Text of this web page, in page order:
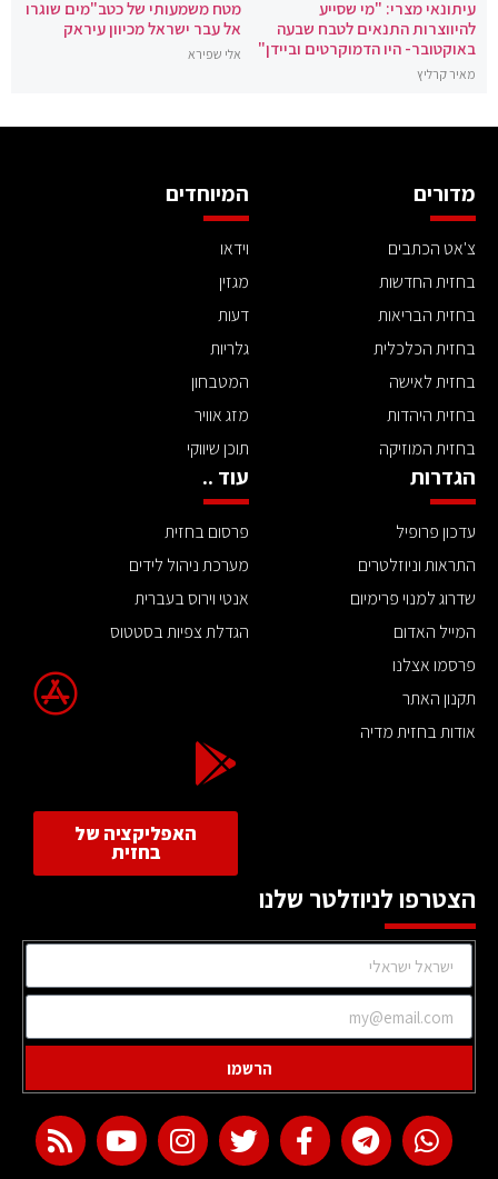
עיתונאי מצרי: "מי שסייע
להיווצרות התנאים לטבח שבעה
באוקטובר- היו הדמוקרטים וביידן"
מאיר קרליץ
מטח משמעותי של כטב"מים שוגרו
אל עבר ישראל מכיוון עיראק
אלי שפירא
מדורים
צ'אט הכתבים
בחזית החדשות
בחזית הבריאות
בחזית הכלכלית
בחזית לאישה
בחזית היהדות
בחזית המוזיקה
המיוחדים
וידאו
מגזין
דעות
גלריות
המטבחון
מזג אוויר
תוכן שיווקי
הגדרות
עדכון פרופיל
התראות וניוזלטרים
שדרוג למנוי פרימיום
המייל האדום
פרסמו אצלנו
תקנון האתר
אודות בחזית מדיה
עוד ..
פרסום בחזית
מערכת ניהול לידים
אנטי וירוס בעברית
הגדלת צפיות בסטטוס
האפליקציה של
בחזית
הצטרפו לניוזלטר שלנו
הרשמו